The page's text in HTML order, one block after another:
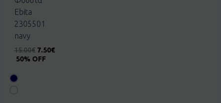
Ebita
2305501
navy
15.00€ 7.50€
50% OFF